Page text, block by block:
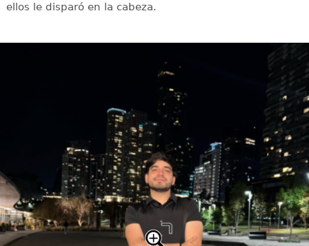
ellos le disparó en la cabeza.